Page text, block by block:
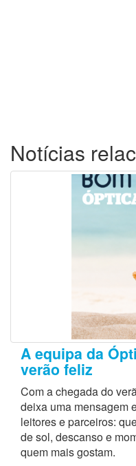
Notícias
A equipa da
verão feliz
Com a chegada do
deixa uma mensagem
leitores e parceiros:
de sol, descanso e
quem mais gostam.